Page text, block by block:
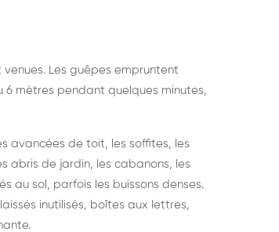
Les guêpes empruntent
6 mètres pendant quelques minutes,
avancées de toit, les soffites, les
abris de jardin, les cabanons, les
au sol, parfois les buissons denses.
inutilisés, boîtes aux lettres,